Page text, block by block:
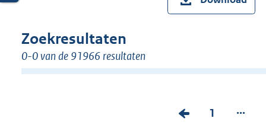
Zoekresultaten
0-0 van de 91966 resultaten
V
P
1 ...